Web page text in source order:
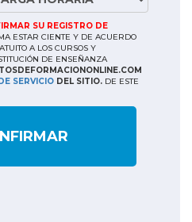
SU REGISTRO DE
ESTAR CIENTE Y DE ACUERDO
A LOS CURSOS Y
DE ENSEÑANZA
SERVICIO DEL SITIO. DE ESTE